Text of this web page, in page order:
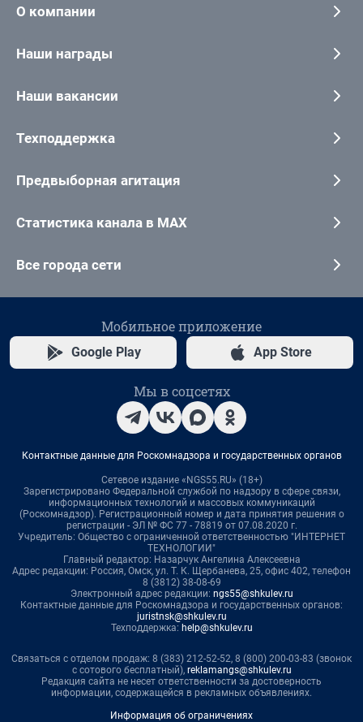
О компании
Наши награды
Наши вакансии
Техподдержка
Предвыборная агитация
Статистика канала в MAX
Все города сети
Мобильное приложение
Google Play App Store
Мы в соцсетях
Контактные данные для Роскомнадзора и государственных органов
Сетевое издание «NGS55.RU» (18+)
Зарегистрировано Федеральной службой по надзору в сфере связи,
информационных технологий и массовых коммуникаций
(Роскомнадзор). Регистрационный номер и дата принятия решения о
регистрации - ЭЛ № ФС 77 - 78819 от 07.08.2020 г.
Учредитель: Общество с ограниченной ответственностью "ИНТЕРНЕТ
ТЕХНОЛОГИИ"
Главный редактор: Назарчук Ангелина Алексеевна
Адрес редакции: Россия, Омск, ул. Т. К. Щербанева, 25, офис 402, телефон
8 (3812) 38-08-69
Электронный адрес редакции: ngs55@shkulev.ru
Контактные данные для Роскомнадзора и государственных органов:
juristnsk@shkulev.ru
Техподдержка: help@shkulev.ru
Связаться с отделом продаж: 8 (383) 212-52-52, 8 (800) 200-03-83 (звонок
с сотового бесплатный), reklamangs@shkulev.ru
Редакция сайта не несет ответственности за достоверность
информации, содержащейся в рекламных объявлениях.
Информация об ограничениях